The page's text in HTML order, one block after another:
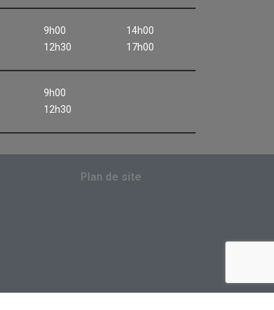
9h00
12h30
14h00
17h00
9h00
12h30
Plan de site